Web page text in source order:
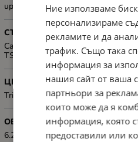
up to 100 pages of A4 documents
СЪВМЕСТИМОСТ
Canon PIXMA
TS3550i/TS3551i/TR4750i/
ЦВЯТ
Tri-color (Cyan, Magenta, Yellow)
ОБЕМ, ML
6.2 ml
Ние използваме
персонализираме
рекламите и да
трафик. Също така
информация за
нашия сайт от ваша
партньори за
които може да я
информация, която
предоставили или